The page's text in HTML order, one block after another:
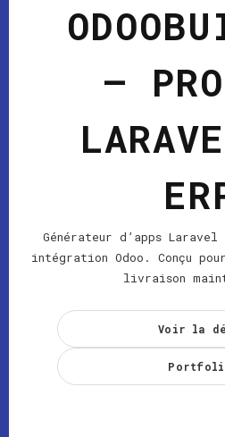
—
Générateur d’apps
intégration Odoo. Conçu
livraison
Voir la